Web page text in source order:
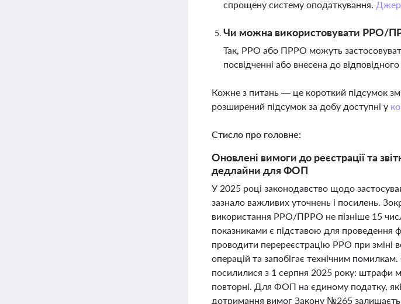
спрощену систему оподаткування.
Чи можна використовувати РРО/
Так, РРО або ПРРО можуть
посвідченні або внесена до
Кожне з питань — це короткий підсумок
розширений підсумок за добу доступні у
Стисло про головне:
Оновлені вимоги до реєстрації та
дедлайни для ФОП
У 2025 році законодавство щодо
зазнало важливих уточнень і посилень.
використання РРО/ПРРО не пізніше 15
показниками є підставою для проведення
проводити перереєстрацію РРО при зміні
операцій та запобігає технічним
посилилися з 1 серпня 2025 року: штрафи
повторні. Для ФОП на єдиному податку,
дотримання вимог Закону №265